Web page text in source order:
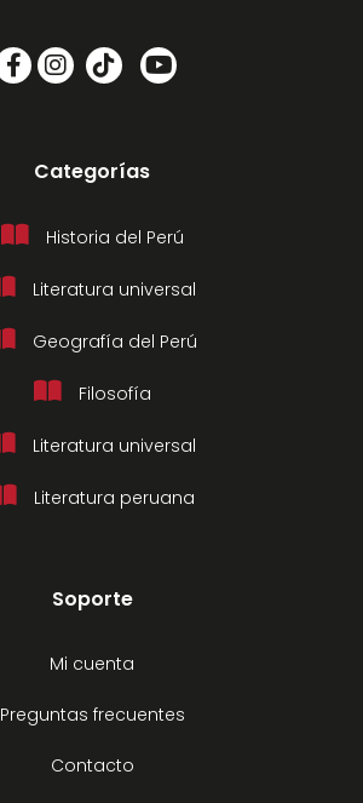
Categorías
Historia del Perú
Literatura universal
Geografía del Perú
Filosofía
Literatura universal
Literatura peruana
Soporte
Mi cuenta
Preguntas frecuentes
Contacto